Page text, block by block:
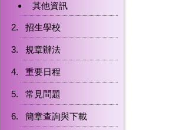
其他資訊
招生學校
規章辦法
重要日程
常見問題
簡章查詢與下載